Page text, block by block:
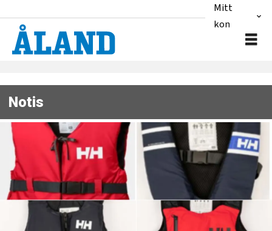
Mitt
konto
Notis